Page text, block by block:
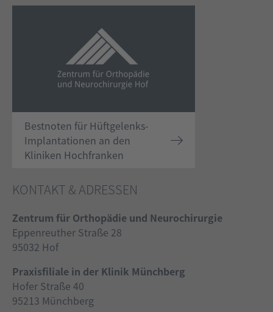
Bestnoten für Hüftgelenks-
Implantationen an den
Kliniken Hochfranken
KONTAKT & ADRESSEN
Zentrum für Orthopädie und Neurochirurgie
Eppenreuther Straße 28
95032 Hof
Praxisfiliale in der Klinik Münchberg
Hofer Straße 40
95213 Münchberg